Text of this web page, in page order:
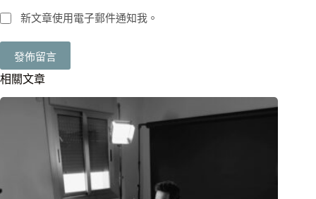
新文章使用電子郵件通知我。
發佈留言
相關文章